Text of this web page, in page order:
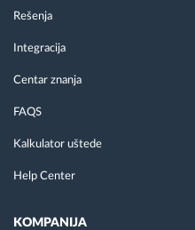
Rešenja
Integracija
Centar znanja
FAQS
Kalkulator uštede
Help Center
KOMPANIJA